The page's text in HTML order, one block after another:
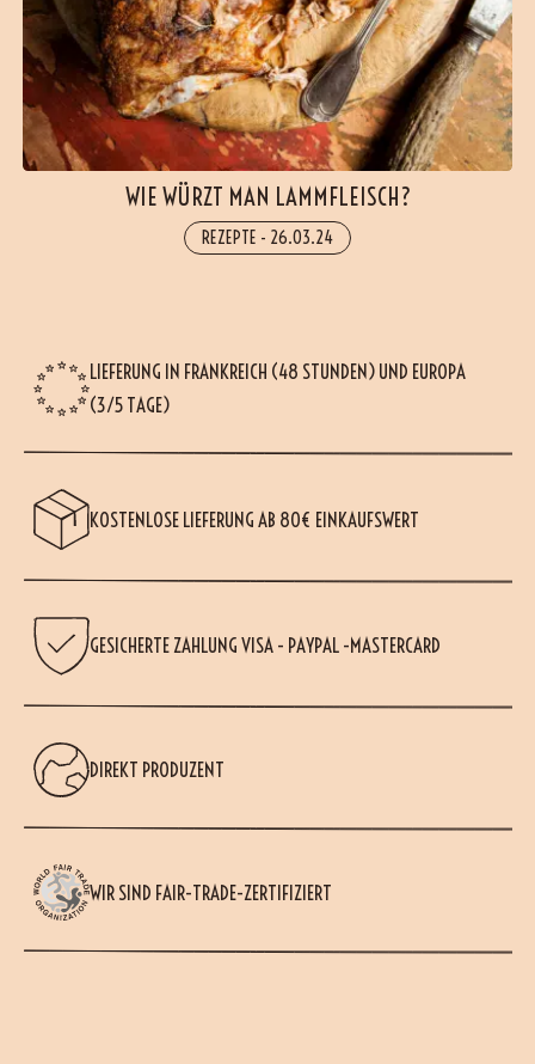
WIE WÜRZT MAN LAMMFLEISCH?
REZEPTE - 26.03.24
LIEFERUNG IN FRANKREICH (48 STUNDEN) UND EUROPA
(3/5 TAGE)
KOSTENLOSE LIEFERUNG AB 80€ EINKAUFSWERT
GESICHERTE ZAHLUNG VISA - PAYPAL -MASTERCARD
DIREKT PRODUZENT
WIR SIND FAIR-TRADE-ZERTIFIZIERT